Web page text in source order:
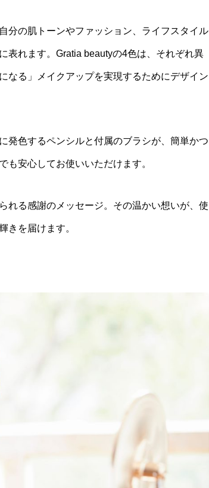
分の肌トーンやファッション、ライフスタイル
表れます。Gratia beautyの4色は、それぞれ異
なる」メイクアップを実現するためにデザイン
発色するペンシルと付属のブラシが、簡単かつ
も安心してお使いいただけます。
れる感謝のメッセージ。その温かい想いが、使
きを届けます。